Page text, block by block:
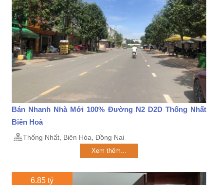
Bán Nhanh Nhà Mới 100% Đường N2 D2D Thống Nhất
Biên Hoà
Thống Nhất, Biên Hòa, Đồng Nai
Xem thêm...
6.85 tỷ